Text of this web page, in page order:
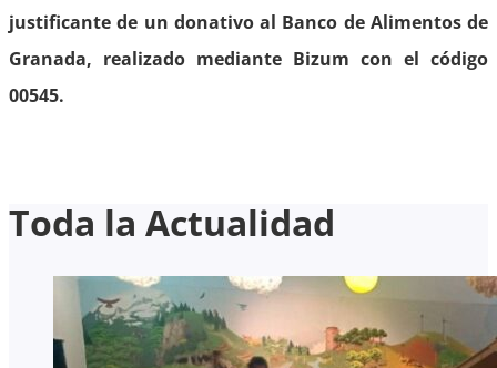
justificante de un donativo al Banco de Alimentos de
Granada, realizado mediante Bizum con el código
00545.
Toda la Actualidad